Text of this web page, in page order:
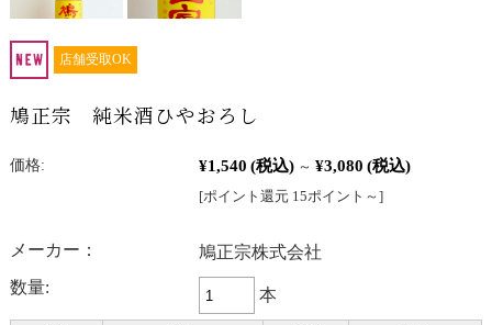
店舗受取OK
鳩正宗 純米酒ひやおろし
価格: ¥1,540 (税込) ～ ¥3,080 (税込)
[ポイント還元 15ポイント～]
メーカー：
鳩正宗株式会社
数量:
本